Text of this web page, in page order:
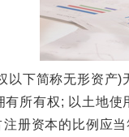
简称无形资产)
所有权; 以土地
册资本的比例应